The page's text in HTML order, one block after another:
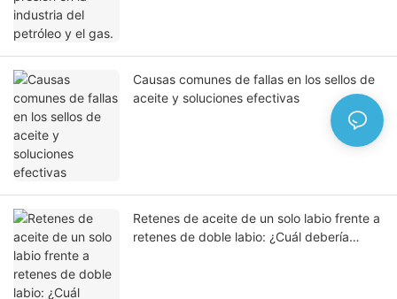
Causas comunes de fallas en los sellos de
aceite y soluciones efectivas
Retenes de aceite de un solo labio frente a
retenes de doble labio: ¿Cuál debería